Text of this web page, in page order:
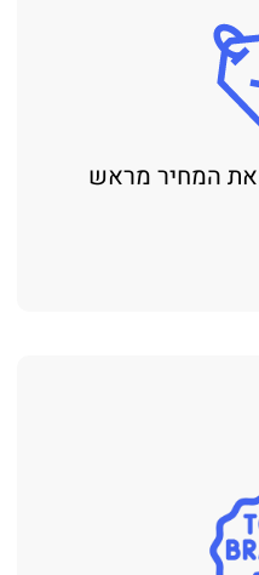
המחיר מראש